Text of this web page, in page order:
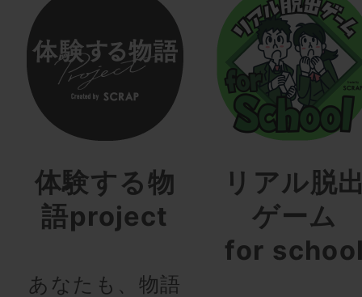
体験する物
語project
あなたも、物語
リアル脱
ゲーム
for